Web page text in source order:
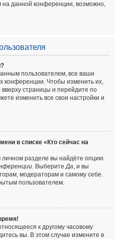
на данной конференции, возможно,
пользователем, все ваши
конференции. Чтобы изменить их,
страницы и перейдите по
изменить все свои настройки и
в списке «Кто сейчас на
личном разделе вы найдёте опцию
. ВыберитеДа, и вы
модераторам и самому себе.
пользователем.
к другому часовому
вы. В этом случае измените в